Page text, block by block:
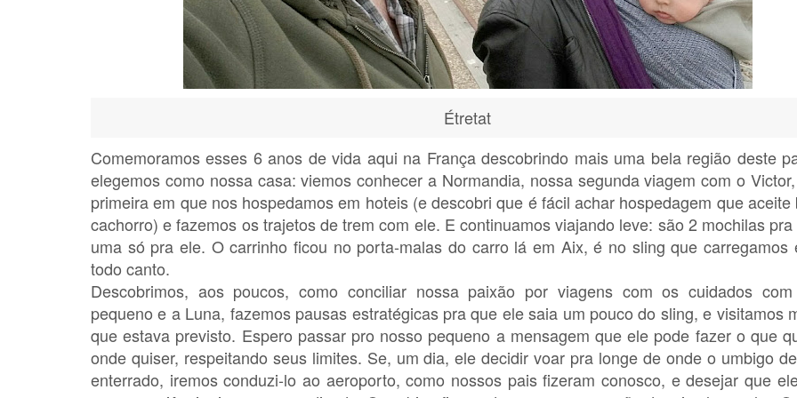
Étretat
Comemoramos esses 6 anos de vida aqui na França descobrindo mais uma bela região deste
elegemos como nossa casa: viemos conhecer a Normandia, nossa segunda viagem com o
primeira em que nos hospedamos em hoteis (e descobri que é fácil achar hospedagem que aceite
cachorro) e fazemos os trajetos de trem com ele. E continuamos viajando leve: são 2 mochilas
uma só pra ele. O carrinho ficou no porta-malas do carro lá em Aix, é no sling que carregamos
todo canto.
Descobrimos, aos poucos, como conciliar nossa paixão por viagens com os cuidados
pequeno e a Luna, fazemos pausas estratégicas pra que ele saia um pouco do sling, e visitamos
que estava previsto. Espero passar pro nosso pequeno a mensagem que ele pode fazer o que
onde quiser, respeitando seus limites. Se, um dia, ele decidir voar pra longe de onde o umbigo
enterrado, iremos conduzi-lo ao aeroporto, como nossos pais fizeram conosco, e desejar que